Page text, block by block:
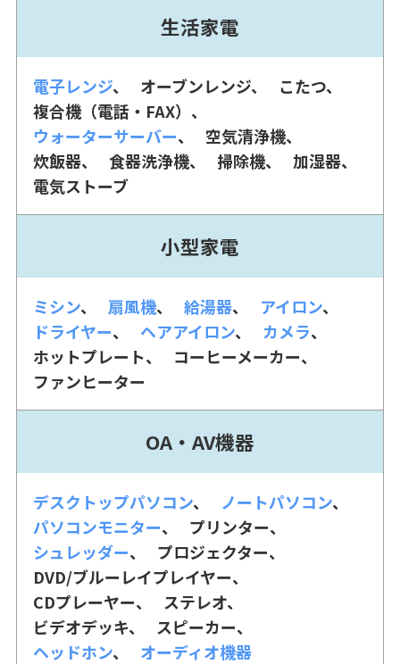
生活家電
電子レンジ オーブンレンジ
こたつ
複合機（電話・FAX）
ウォーターサーバー
空気清浄機
炊飯器
食器洗浄機 掃除機
加湿器
電気ストーブ
小型家電
ミシン 扇風機 給湯器
アイロン
ドライヤー
ヘアアイロン
カメラ
ホットプレート
コーヒーメーカー
ファンヒーター
OA・AV機器
デスクトップパソコン
ノートパソコン
パソコンモニター
プリンター
シュレッダー
プロジェクター
DVD/ブルーレイプレイヤー
CDプレーヤー
ステレオ
ビデオデッキ
スピーカー
ヘッドホン
オーディオ機器